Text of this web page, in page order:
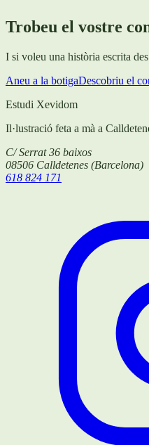
Trobeu el vostre
I si voleu una història escrita
Aneu a la botigaDescobriu el
Estudi Xevidom
Il·lustració feta a mà a
C/ Serrat 36 baixos
08506 Calldetenes (Barcelona)
618 824 171